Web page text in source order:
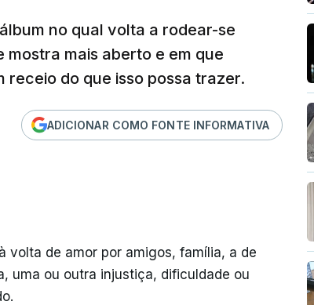
no qual volta a rodear-se
mais aberto e em que
receio do que isso possa trazer.
ADICIONAR COMO FONTE INFORMATIVA
volta de amor por amigos, família, a de
uma ou outra injustiça, dificuldade ou